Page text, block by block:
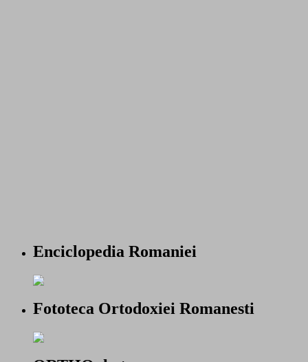
Enciclopedia Romaniei
Fototeca Ortodoxiei Romanesti